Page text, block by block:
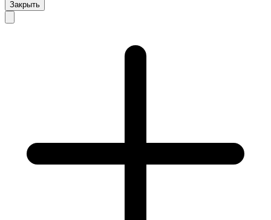
Закрыть